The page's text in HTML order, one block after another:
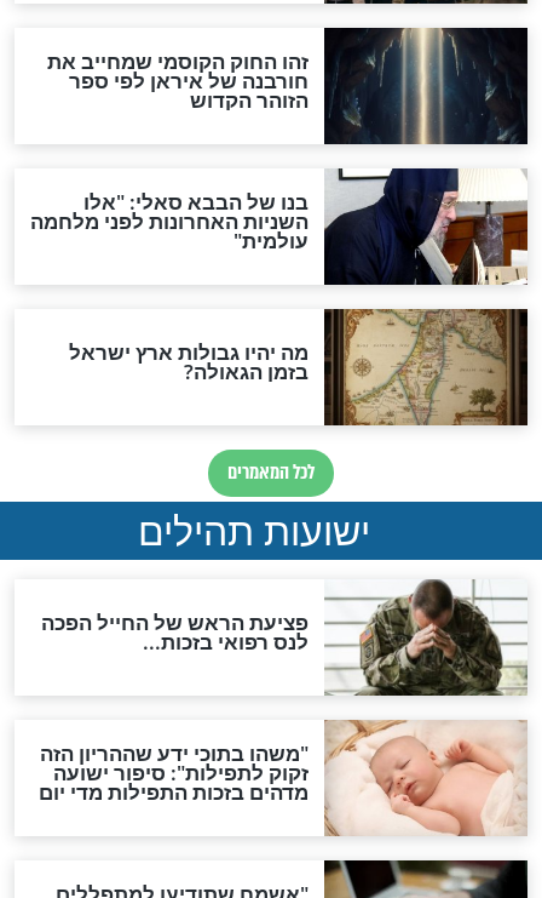
האם לאחר בוא המשיח יהיה
אפשר לחזור בתשובה?
לכל המאמרים
להמתקת הדינים וביטול
גזרות
סגולת ע"ב שמות הקודש
תפילה סגולית להמתקת
הדינים